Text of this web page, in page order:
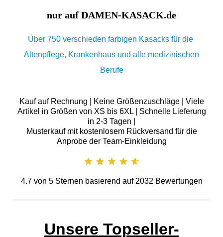
nur auf DAMEN-KASACK.de
Über 750 verschieden farbigen Kasacks für die
Altenpflege, Krankenhaus und alle medizinischen
Berufe
Kauf auf Rechnung | Keine Größenzuschläge | Viele
Artikel in Größen von XS bis 6XL | Schnelle Lieferung
in 2-3 Tagen |
Musterkauf mit kostenlosem Rückversand für die
Anprobe der Team-Einkleidung
4.7von 5Sternen basierend auf 2032 Bewertungen
Unsere Topseller-